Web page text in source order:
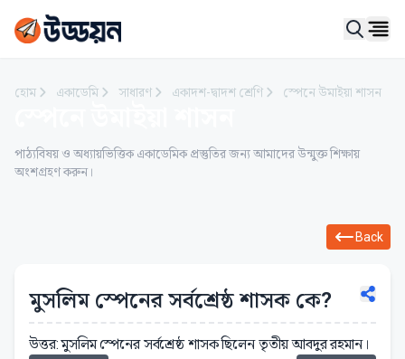
হোম একাডেমি সাধারণ একাদশ-দ্বাদশ শ্রেণি স্পেনে উমাইয়া শাসন
পাঠ্যবিষয় ও অধ্যায়ভিত্তিক একাডেমিক প্রস্তুতির জন্য আমাদের উন্মুক্ত শিক্ষায়
অংশগ্রহণ করুন।
Back
মুসলিম স্পেনের সর্বশ্রেষ্ঠ শাসক কে?
উত্তর: মুসলিম স্পেনের সর্বশ্রেষ্ঠ শাসক ছিলেন তৃতীয় আবদুর রহমান।